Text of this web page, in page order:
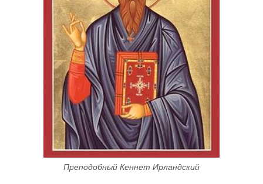
Преподобный Кеннет Ирландский